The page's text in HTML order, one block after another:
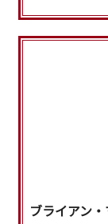
ブライアン